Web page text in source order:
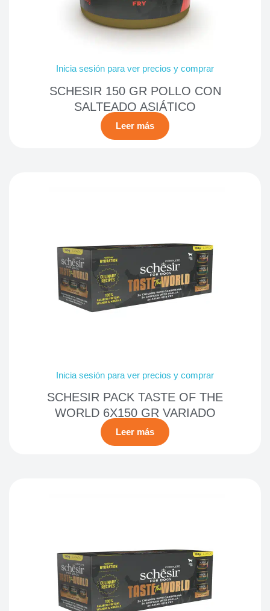
Inicia sesión para ver precios y comprar
SCHESIR 150 GR POLLO CON
SALTEADO ASIÁTICO
Leer más
Inicia sesión para ver precios y comprar
SCHESIR PACK TASTE OF THE
WORLD 6X150 GR VARIADO
Leer más